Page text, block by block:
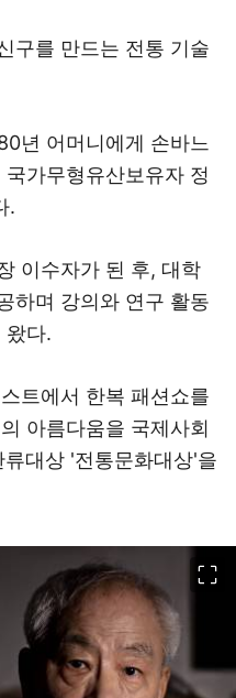
구를 만드는 전통 기술
년 어머니에게 손바느
가무형유산보유자 정
.
이수자가 된 후, 대학
하며 강의와 연구 활동
왔다.
트에서 한복 패션쇼를
아름다움을 국제사회
대상 '전통문화대상'을